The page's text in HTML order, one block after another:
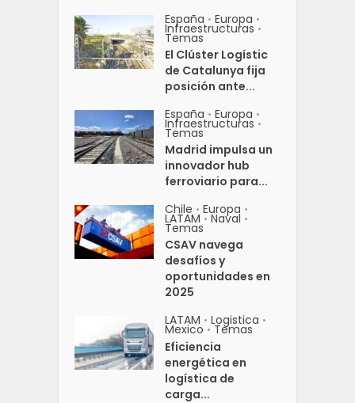
España • Europa •
Infraestructuras •
Temas
El Clúster Logístic
de Catalunya fija
posición ante...
España • Europa •
Infraestructuras •
Temas
Madrid impulsa un
innovador hub
ferroviario para...
Chile • Europa •
LATAM • Naval •
Temas
CSAV navega
desafíos y
oportunidades en
2025
LATAM • Logistica •
Mexico • Temas
Eficiencia
energética en
logística de
carga...